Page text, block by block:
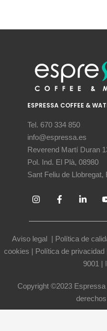
ESPRESSA COFFEE &
Tel. 670 334 850
info@espressa.es
Reverend Martí Duran
Pol. Ind. El Plà, 08980
Sant Feliu de Llobregat,
Aviso legal | Política de
cookies | Política de privacidad
9001 |
Copyright ©2023